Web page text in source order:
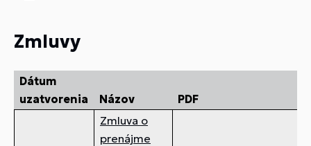
Zmluvy
Dátum
uzatvorenia
Názov PDF
Zmluva o
prenájme